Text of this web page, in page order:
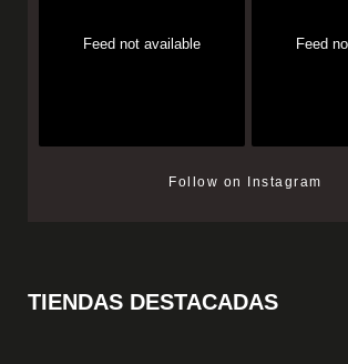
Feed not available Feed
Follow on Instagram
TIENDAS DESTACADAS